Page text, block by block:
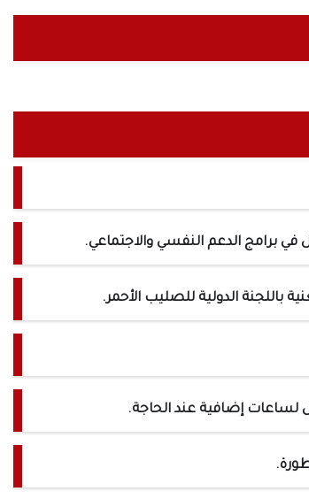
باللجنة الدولية للصليب الأحمر.
لساعات إضافية عند الحاجة.